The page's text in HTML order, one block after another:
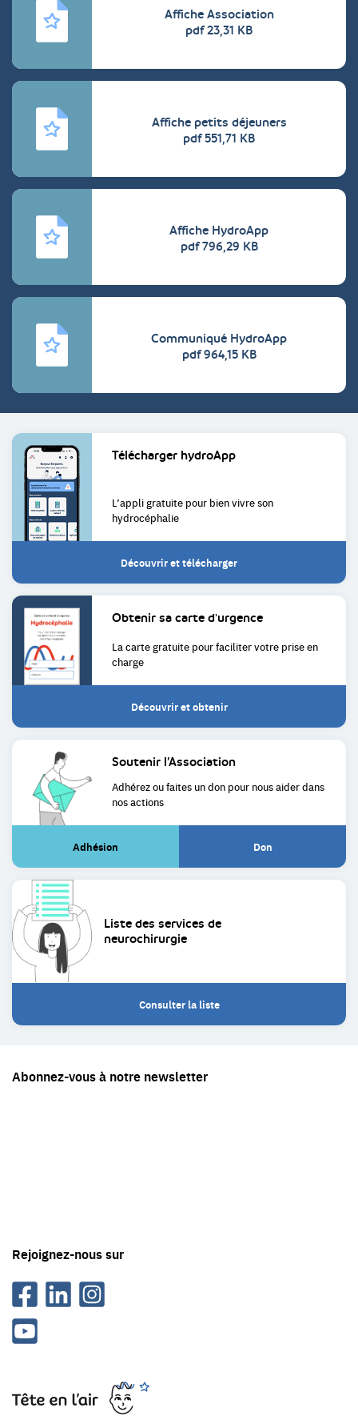
Affiche Association
pdf 23,31 KB
Affiche petits déjeuners
pdf 551,71 KB
Affiche HydroApp
pdf 796,29 KB
Communiqué HydroApp
pdf 964,15 KB
Liens
utiles
Télécharger hydroApp
L’appli gratuite pour bienvivre son
hydrocéphalie
Découvrir et télécharger
Obtenir sa carte d'urgence
La carte gratuite pour facilitervotre prise en
charge
Découvrir et obtenir
Soutenir l’Association
Adhérez ou faites un don pour nous aider dans
nos actions
Adhésion
(Lien Don
(Lien
Liste des services de
neurochirurgie
Consulter la liste
Tête
en
Rejoignez-nous sur
FacebookLinkedinInstagram
Youtube
Abonnez-vous à notre newsletter